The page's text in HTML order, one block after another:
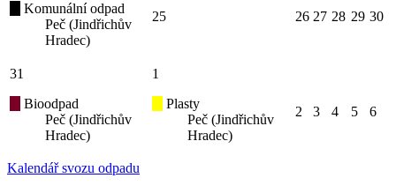
Komunální odpad
Peč (Jindřichův
Hradec)
25 26 27 28 29 30
31
Bioodpad
Peč (Jindřichův
Hradec)
1
Plasty
Peč (Jindřichův
Hradec)
2 3 4 5 6
Kalendář svozu odpadu